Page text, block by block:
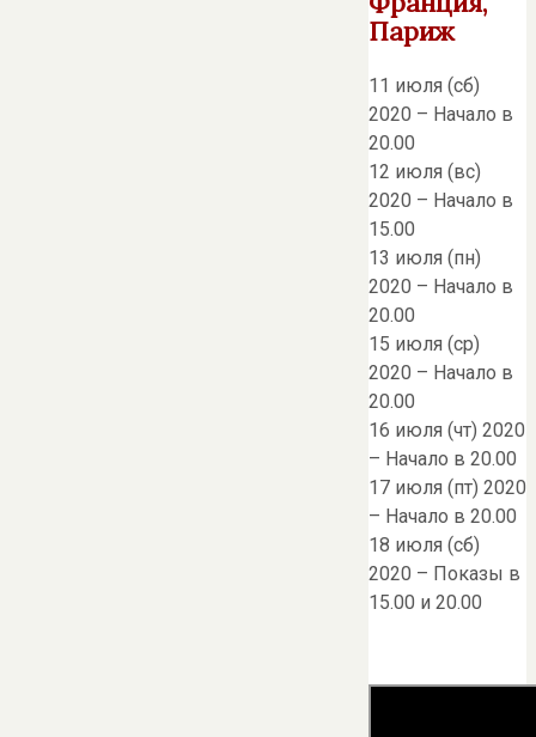
Париж
11 июля (сб)
2020 – Начало в
20.00
12 июля (вс)
2020 – Начало в
15.00
13 июля (пн)
2020 – Начало в
20.00
15 июля (ср)
2020 – Начало в
20.00
16 июля (чт) 2020
– Начало в 20.00
17 июля (пт) 2020
– Начало в 20.00
18 июля (сб)
2020 – Показы в
15.00 и 20.00